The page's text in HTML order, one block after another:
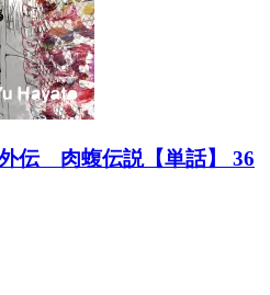
伝 肉蝮伝説【単話】 36